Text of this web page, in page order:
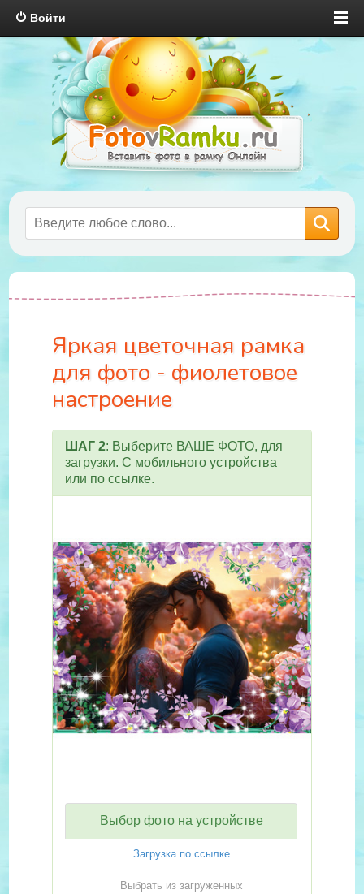
Войти
Яркая цветочная рамка
для фото - фиолетовое
настроение
ШАГ 2: Выберите ВАШЕ ФОТО, для
загрузки. С мобильного устройства
или по ссылке.
Выбор фото на устройстве
Загрузка по ссылке
Выбрать из загруженных